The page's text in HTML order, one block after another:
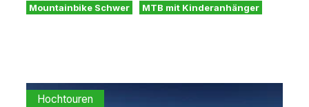
Mountainbike Schwer MTB mit Kinderanhänger
Hochtouren